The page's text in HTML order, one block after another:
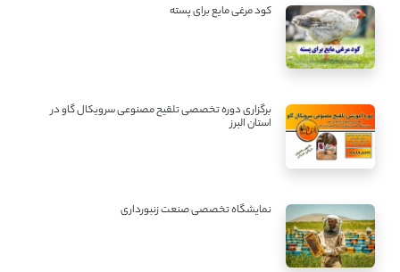
کود مرغی مایع برای پسته
برگزاری دوره تخصصی تلقیح مصنوعی سرویکال گاو در
استان البرز
نمایشگاه تخصصی صنعت زنبورداری